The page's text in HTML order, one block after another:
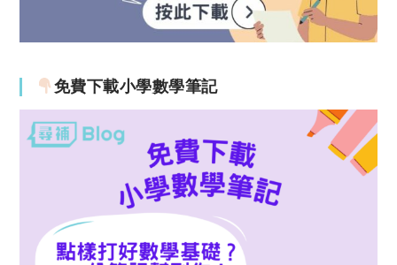
免費下載小學數學筆記